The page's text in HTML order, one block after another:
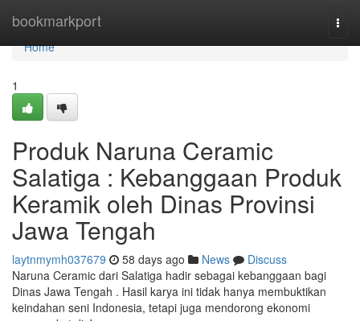
bookmarkport
Home
Home
1
Produk Naruna Ceramic
Salatiga : Kebanggaan Produk
Keramik oleh Dinas Provinsi
Jawa Tengah
laytnmymh037679 58 days ago News
Discuss
Naruna Ceramic dari Salatiga hadir sebagai kebanggaan bagi
Dinas Jawa Tengah . Hasil karya ini tidak hanya membuktikan
keindahan seni Indonesia, tetapi juga mendorong ekonomi